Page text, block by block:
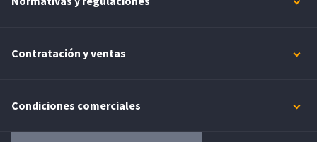
Contratación y ventas
Condiciones comerciales